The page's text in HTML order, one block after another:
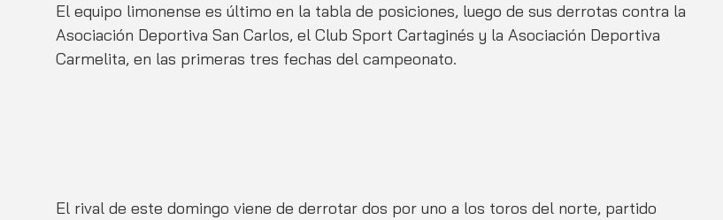
El equipo limonense es último en la tabla de posiciones, luego de sus derrotas contra la
Asociación Deportiva San Carlos, el Club Sport Cartaginés y la Asociación Deportiva
Carmelita, en las primeras tres fechas del campeonato.
El rival de este domingo viene de derrotar dos por uno a los toros del norte, partido